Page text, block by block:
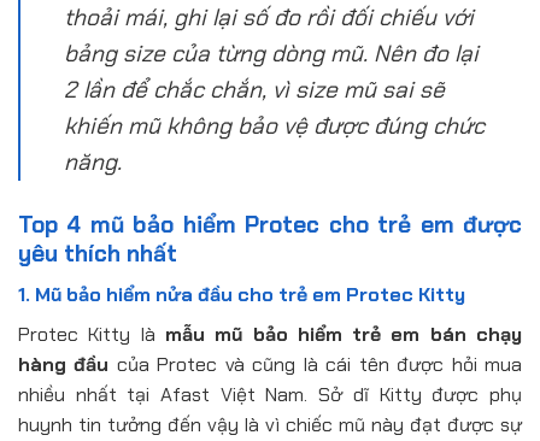
thoải mái, ghi lại số đo rồi đối chiếu với
bảng size của từng dòng mũ. Nên đo lại
2 lần để chắc chắn, vì size mũ sai sẽ
khiến mũ không bảo vệ được đúng chức
năng.
Top 4 mũ bảo hiểm Protec cho trẻ em được
yêu thích nhất
1. Mũ bảo hiểm nửa đầu cho trẻ em Protec Kitty
Protec Kitty là mẫu mũ bảo hiểm trẻ em bán chạy
hàng đầu của Protec và cũng là cái tên được hỏi mua
nhiều nhất tại Afast Việt Nam. Sở dĩ Kitty được phụ
huynh tin tưởng đến vậy là vì chiếc mũ này đạt được sự